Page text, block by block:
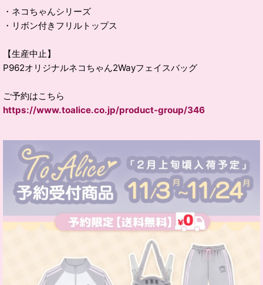
・ネコちゃんシリーズ
・リボン付きフリルトップス
【生産中止】
P962オリジナルネコちゃん2Wayフェイスバッグ
ご予約はこちら
https://www.toalice.co.jp/product-group/346